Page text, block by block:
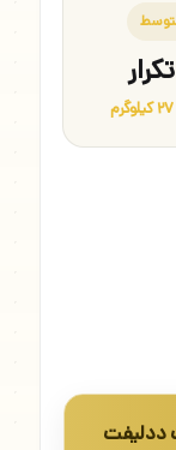
۲۷ کیلوگرم
ددلیفت